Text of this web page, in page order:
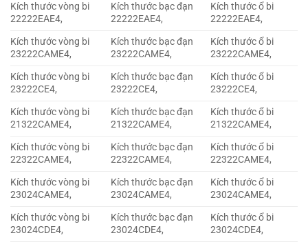
Kích thước vòng bi
22222EAE4,
Kích thước bạc đạn
22222EAE4,
Kích thước ổ bi
22222EAE4,
Kích thước vòng bi
23222CAME4,
Kích thước bạc đạn
23222CAME4,
Kích thước ổ bi
23222CAME4,
Kích thước vòng bi
23222CE4,
Kích thước bạc đạn
23222CE4,
Kích thước ổ bi
23222CE4,
Kích thước vòng bi
21322CAME4,
Kích thước bạc đạn
21322CAME4,
Kích thước ổ bi
21322CAME4,
Kích thước vòng bi
22322CAME4,
Kích thước bạc đạn
22322CAME4,
Kích thước ổ bi
22322CAME4,
Kích thước vòng bi
23024CAME4,
Kích thước bạc đạn
23024CAME4,
Kích thước ổ bi
23024CAME4,
Kích thước vòng bi
23024CDE4,
Kích thước bạc đạn
23024CDE4,
Kích thước ổ bi
23024CDE4,